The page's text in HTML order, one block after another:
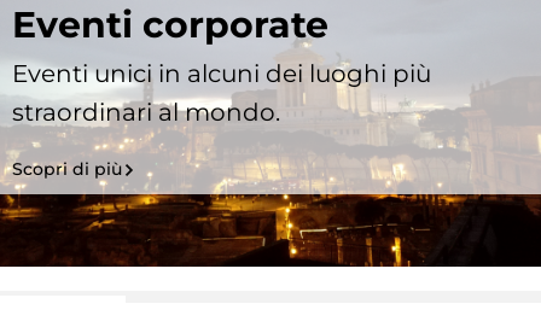
Eventi corporate
Eventi unici in alcuni dei luoghi più
straordinari al mondo.
Scopri di più